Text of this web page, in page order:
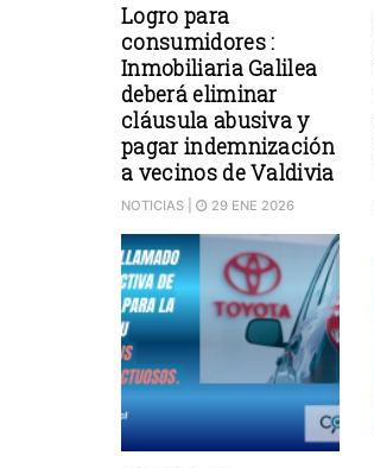
Logro para
consumidores :
Inmobiliaria Galilea
deberá eliminar
cláusula abusiva y
pagar indemnización
a vecinos de Valdivia
NOTICIAS 29 ENE 2026